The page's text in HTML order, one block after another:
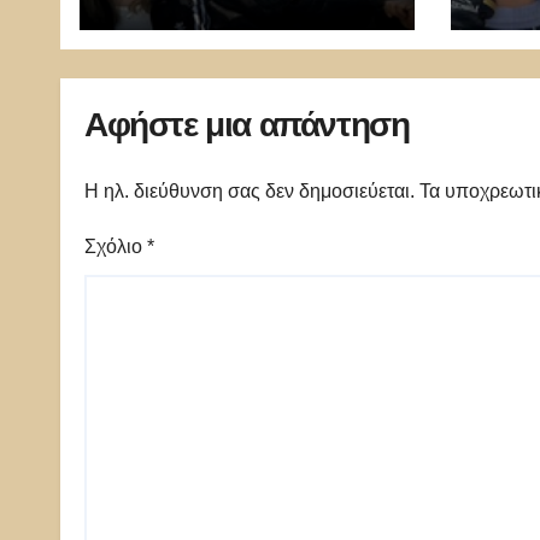
πέθανε και ξέχασε να
μας το πει
Αφήστε μια απάντηση
Η ηλ. διεύθυνση σας δεν δημοσιεύεται. Τα
Σχόλιο *